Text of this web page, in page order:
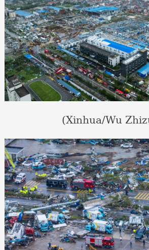
(Xinhua/Wu